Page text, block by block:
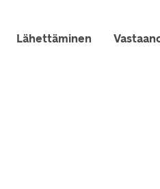
Lähettäminen